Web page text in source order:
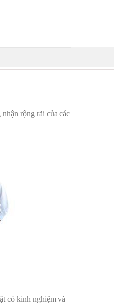
rộng rãi của các
có kinh nghiệm và